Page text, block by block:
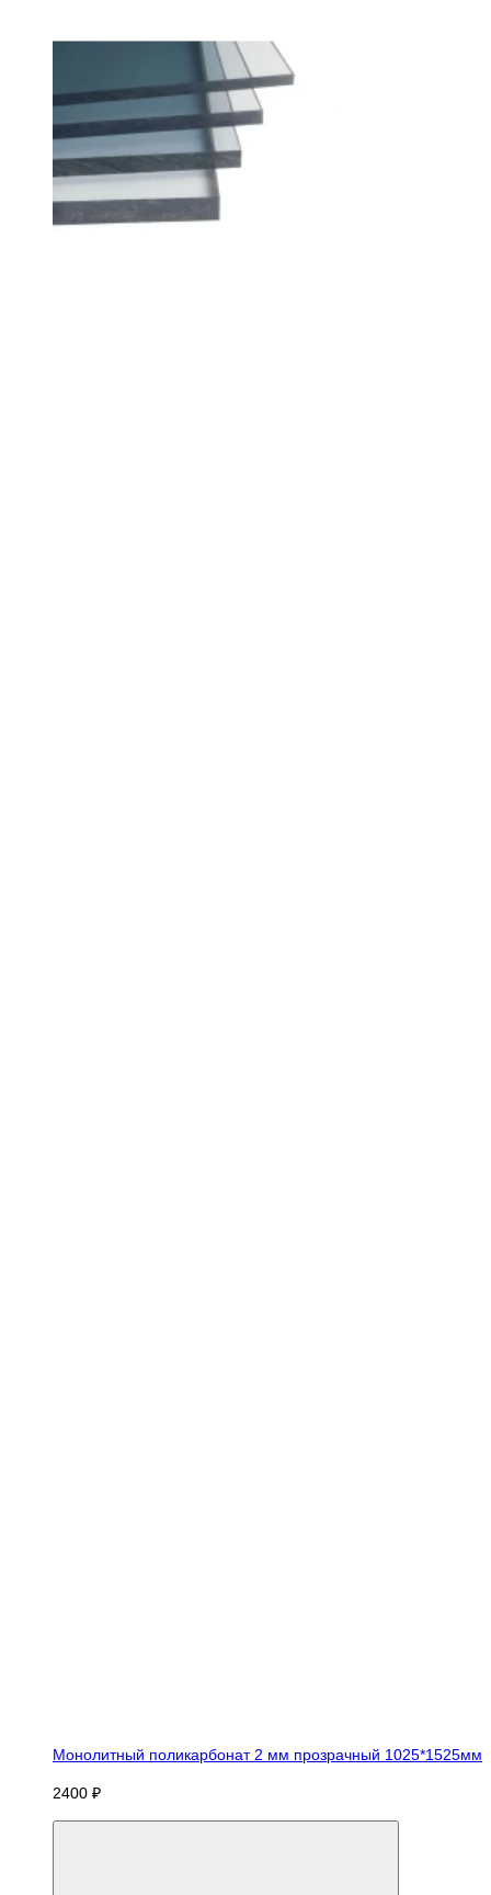
Монолитный поликарбонат 2 мм прозрачный 1025*1525мм
2400 ₽